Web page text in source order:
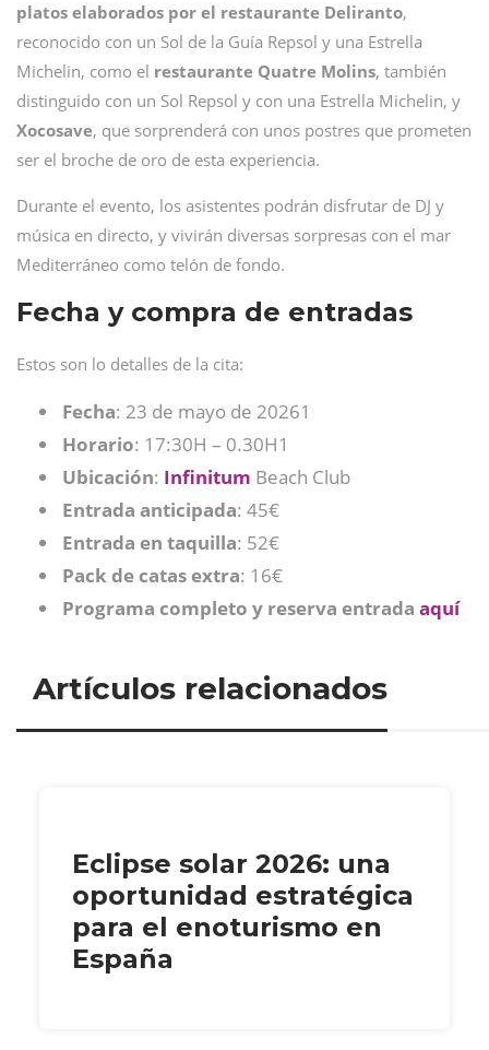
platos elaborados por el restaurante Deliranto,
reconocido con un Sol de la Guía Repsol y una Estrella
Michelin, como el restaurante Quatre Molins, también
distinguido con un Sol Repsol y con una Estrella Michelin, y
Xocosave, que sorprenderá con unos postres que prometen
ser el broche de oro de esta experiencia.
Durante el evento, los asistentes podrán disfrutar de DJ y
música en directo, y vivirán diversas sorpresas con el mar
Mediterráneo como telón de fondo.
Fecha y compra de entradas
Estos son lo detalles de la cita:
Fecha: 23 de mayo de 20261
Horario: 17:30H – 0.30H1
Ubicación: Infinitum Beach Club
Entrada anticipada: 45€
Entrada en taquilla: 52€
Pack de catas extra: 16€
Programa completo y reserva entrada aquí
Artículos relacionados
Eclipse solar 2026: una
oportunidad estratégica
para el enoturismo en
España